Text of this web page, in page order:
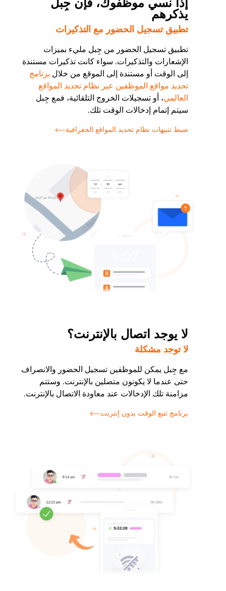
يذكرهم
تطبيق تسجيل الحضور مع التذكيرات
تطبيق تسجيل الحضور من جِبل مليء بميزات
الإشعارات والتذكيرات. سواء كانت تذكيرات مستندة
إلى الوقت أو مستندة إلى الموقع من خلال برنامج
تحديد مواقع الموظفين عبر نظام تحديد المواقع
العالمي، أو تسجيلات الخروج التلقائية، فمع جِبل
سيتم إتمام إدخالات الوقت تلك.
ضبط تنبيهات نظام تحديد المواقع الجغرافية
لا يوجد اتصال بالإنترنت؟
لا توجد مشكلة
مع جِبل يمكن للموظفين تسجيل الحضور والانصراف
حتى عندما لا يكونون متصلين بالإنترنت. وستتم
مزامنة تلك الإدخالات عند معاودة الاتصال بالإنترنت.
برنامج تتبع الوقت بدون إنترنت